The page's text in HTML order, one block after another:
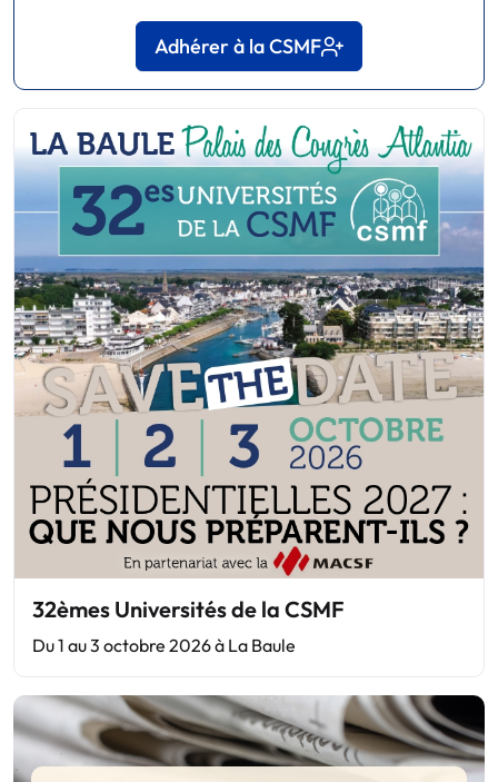
Adhérer à la CSMF
32èmes Universités de la CSMF
Du 1 au 3 octobre 2026 à La Baule